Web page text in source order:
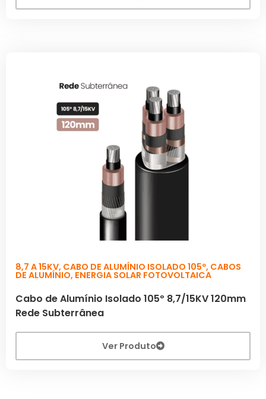
8,7 A 15KV, CABO DE ALUMÍNIO ISOLADO 105º, CABOS
DE ALUMÍNIO, ENERGIA SOLAR FOTOVOLTAICA
Cabo de Alumínio Isolado 105º 8,7/15KV 120mm
Rede Subterrânea
Ver Produto